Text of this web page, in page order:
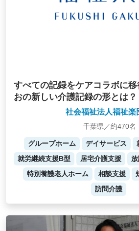
すべての記録をケアコラボに
おの新しい介護記録の形とは？
社会福祉法人福祉楽
千葉県／約470名
グループホーム デイサービス
就労継続支援B型
居宅介護支援
特別養護老人ホーム
相談支援
訪問介護